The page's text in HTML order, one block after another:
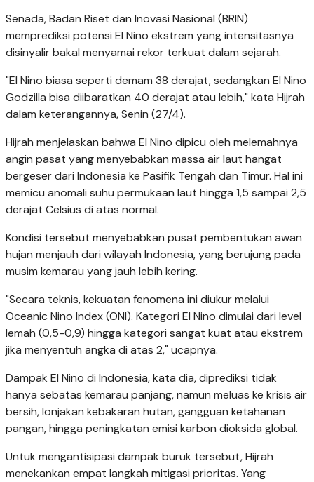
Senada, Badan Riset dan Inovasi Nasional (BRIN)
memprediksi potensi El Nino ekstrem yang intensitasnya
disinyalir bakal menyamai rekor terkuat dalam sejarah.
"El Nino biasa seperti demam 38 derajat, sedangkan El Nino
Godzilla bisa diibaratkan 40 derajat atau lebih," kata Hijrah
dalam keterangannya, Senin (27/4).
Hijrah menjelaskan bahwa El Nino dipicu oleh melemahnya
angin pasat yang menyebabkan massa air laut hangat
bergeser dari Indonesia ke Pasifik Tengah dan Timur. Hal ini
memicu anomali suhu permukaan laut hingga 1,5 sampai 2,5
derajat Celsius di atas normal.
Kondisi tersebut menyebabkan pusat pembentukan awan
hujan menjauh dari wilayah Indonesia, yang berujung pada
musim kemarau yang jauh lebih kering.
"Secara teknis, kekuatan fenomena ini diukur melalui
Oceanic Nino Index (ONI). Kategori El Nino dimulai dari level
lemah (0,5-0,9) hingga kategori sangat kuat atau ekstrem
jika menyentuh angka di atas 2," ucapnya.
Dampak El Nino di Indonesia, kata dia, diprediksi tidak
hanya sebatas kemarau panjang, namun meluas ke krisis air
bersih, lonjakan kebakaran hutan, gangguan ketahanan
pangan, hingga peningkatan emisi karbon dioksida global.
Untuk mengantisipasi dampak buruk tersebut, Hijrah
menekankan empat langkah mitigasi prioritas. Yang